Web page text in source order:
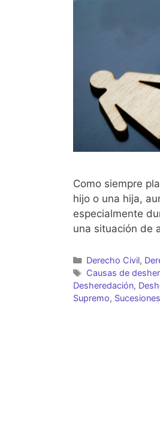
Como siempre
hijo o una hija,
especialmente
una situación de
Categorías
Derecho Civil,
Etiquetas
Causas de
Desheredación,
Supremo,